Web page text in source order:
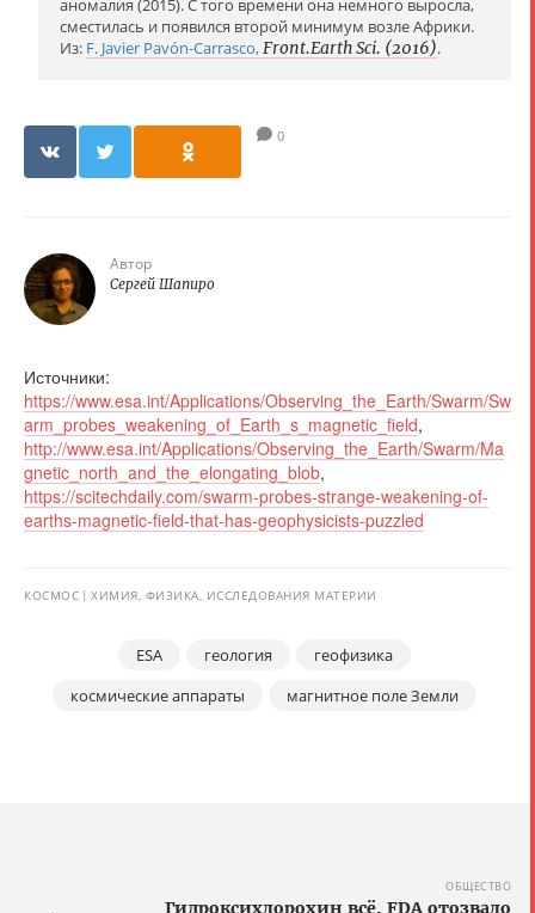
аномалия (2015). С того времени она немного выросла,
сместилась и появился второй минимум возле Африки.
Из: F. Javier Pavón-Carrasco,Front.Earth Sci. (2016).
0
Автор
Сергей Шапиро
Источники:
https://www.esa.int/Applications/Observing_the_Earth/Swarm/Sw
arm_probes_weakening_of_Earth_s_magnetic_field,
http://www.esa.int/Applications/Observing_the_Earth/Swarm/Ma
gnetic_north_and_the_elongating_blob,
https://scitechdaily.com/swarm-probes-strange-weakening-of-
earths-magnetic-field-that-has-geophysicists-puzzled
КОСМОС ХИМИЯ, ФИЗИКА, ИССЛЕДОВАНИЯ МАТЕРИИ
ESA геология
геофизика
космические аппараты
магнитное поле Земли
ОБЩЕСТВО